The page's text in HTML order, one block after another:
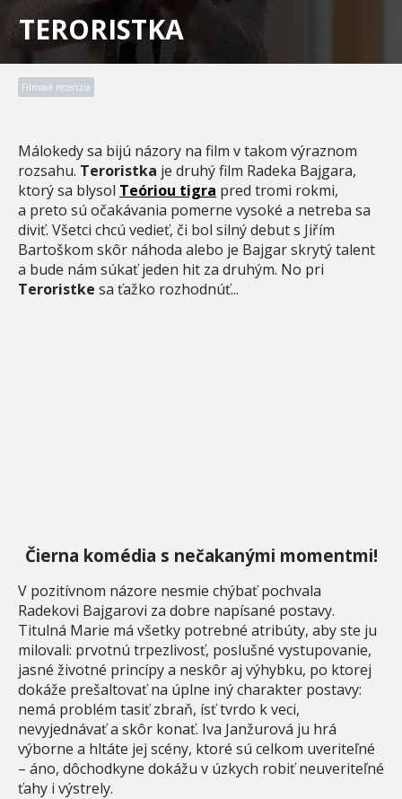
TERORISTKA
Filmová recenzia
Málokedy sa bijú názory na film v takom výraznom
rozsahu. Teroristka je druhý film Radeka Bajgara,
ktorý sa blysol Teóriou tigra pred tromi rokmi,
a preto sú očakávania pomerne vysoké a netreba sa
diviť. Všetci chcú vedieť, či bol silný debut s Jiřím
Bartoškom skôr náhoda alebo je Bajgar skrytý talent
a bude nám súkať jeden hit za druhým. No pri
Teroristke sa ťažko rozhodnúť...
Čierna komédia s nečakanými momentmi!
V pozitívnom názore nesmie chýbať pochvala
Radekovi Bajgarovi za dobre napísané postavy.
Titulná Marie má všetky potrebné atribúty, aby ste ju
milovali: prvotnú trpezlivosť, poslušné vystupovanie,
jasné životné princípy a neskôr aj výhybku, po ktorej
dokáže prešaltovať na úplne iný charakter postavy:
nemá problém tasiť zbraň, ísť tvrdo k veci,
nevyjednávať a skôr konať. Iva Janžurová ju hrá
výborne a hltáte jej scény, ktoré sú celkom uveriteľné
– áno, dôchodkyne dokážu v úzkych robiť neuveriteľné
ťahy i výstrely.